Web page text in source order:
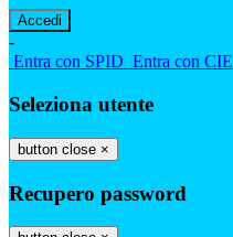
-
Entra con SPID Entra con CIE
Seleziona utente
button close ×
Recupero password